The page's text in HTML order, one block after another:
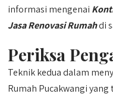
informasi mengenai
Jasa Renovasi Rumahdi
Periksa
Teknik kedua dalam
Rumah Pucakwangi